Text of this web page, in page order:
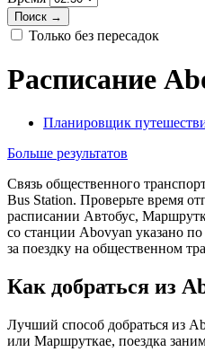
Только без пересадок
Расписание
Планировщик
Больше результатов
Связь общественного
Bus Station. Проверьте время
расписании Автобус,
со станции Abovyan указано
за поездку на общественном
Как добраться из
Лучший способ добраться из
или Маршруткае, поездка